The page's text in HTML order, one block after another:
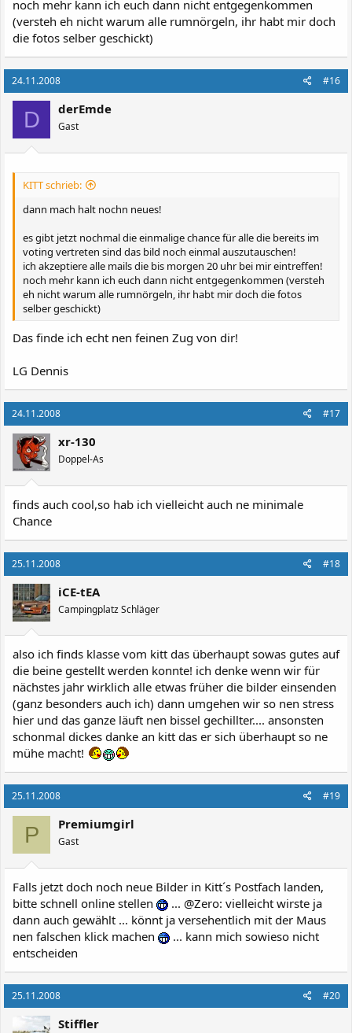
noch mehr kann ich euch dann nicht entgegenkommen
(versteh eh nicht warum alle rumnörgeln, ihr habt mir doch
die fotos selber geschickt)
24.11.2008 #16
D derEmde
Gast
KITT schrieb:
dann mach halt nochn neues!
es gibt jetzt nochmal die einmalige chance für alle die bereits im
voting vertreten sind das bild noch einmal auszutauschen!
ich akzeptiere alle mails die bis morgen 20 uhr bei mir eintreffen!
noch mehr kann ich euch dann nicht entgegenkommen (versteh
eh nicht warum alle rumnörgeln, ihr habt mir doch die fotos
selber geschickt)
Das finde ich echt nen feinen Zug von dir!
LG Dennis
24.11.2008 #17
xr-130
Doppel-As
finds auch cool,so hab ich vielleicht auch ne minimale
Chance
25.11.2008 #18
iCE-tEA
Campingplatz Schläger
also ich finds klasse vom kitt das überhaupt sowas gutes auf
die beine gestellt werden konnte! ich denke wenn wir für
nächstes jahr wirklich alle etwas früher die bilder einsenden
(ganz besonders auch ich) dann umgehen wir so nen stress
hier und das ganze läuft nen bissel gechillter.... ansonsten
schonmal dickes danke an kitt das er sich überhaupt so ne
mühe macht!
25.11.2008 #19
P Premiumgirl
Gast
Falls jetzt doch noch neue Bilder in Kitt´s Postfach landen,
bitte schnell online stellen
... @Zero: vielleicht wirste ja
dann auch gewählt ... könnt ja versehentlich mit der Maus
nen falschen klick machen
... kann mich sowieso nicht
entscheiden
25.11.2008 #20
Stiffler